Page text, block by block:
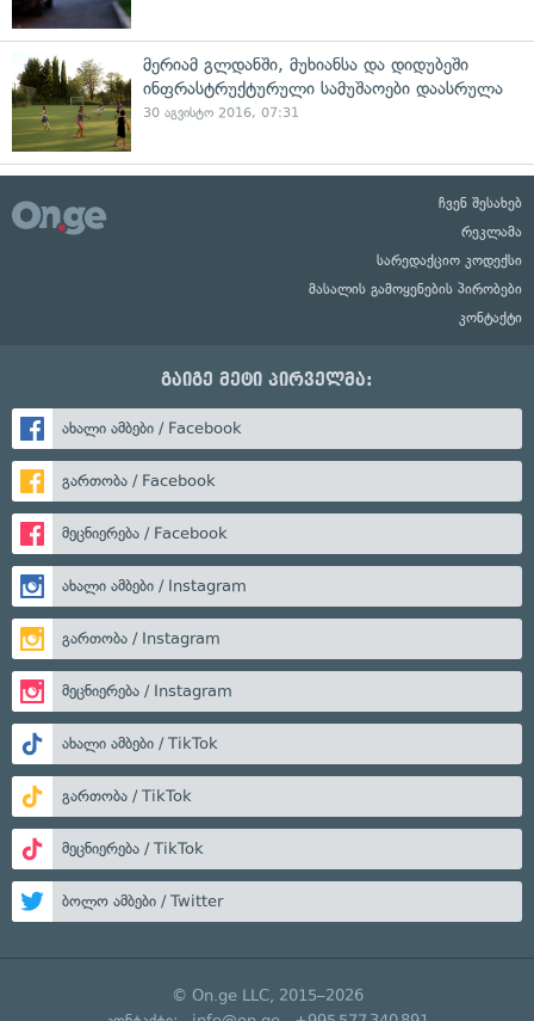
მერიამ გლდანში, მუხიანსა და დიდუბეში
ინფრასტრუქტურული სამუშაოები დაასრულა
30 აგვისტო 2016, 07:31
ჩვენ შესახებ
რეკლამა
სარედაქციო კოდექსი
მასალის გამოყენების პირობები
კონტაქტი
გაიგე მეტი პირველმა:
ახალი ამბები / Facebook
გართობა / Facebook
მეცნიერება / Facebook
ახალი ამბები / Instagram
გართობა / Instagram
მეცნიერება / Instagram
ახალი ამბები / TikTok
გართობა / TikTok
მეცნიერება / TikTok
ბოლო ამბები / Twitter
© On.ge LLC, 2015–2026